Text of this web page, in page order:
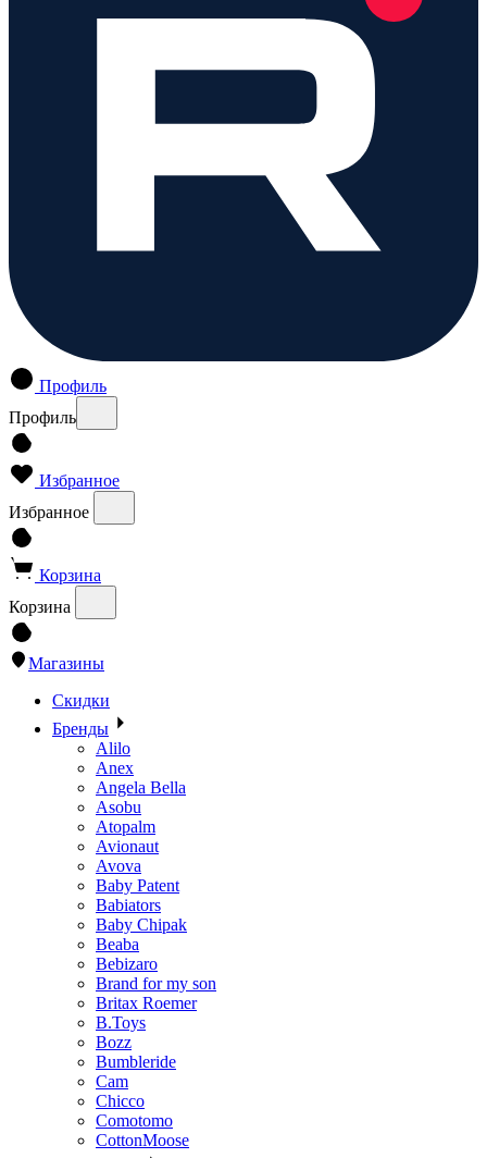
Профиль
Профиль
Избранное
Избранное
Корзина
Корзина
Магазины
Скидки
Бренды
Alilo
Anex
Angela Bella
Asobu
Atopalm
Avionaut
Avova
Baby Patent
Babiators
Baby Chipak
Beaba
Bebizaro
Brand for my son
Britax Roemer
B.Toys
Bozz
Bumbleride
Cam
Chicco
Comotomo
CottonMoose